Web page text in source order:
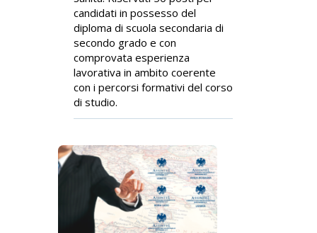
candidati in possesso del
diploma di scuola secondaria di
secondo grado e con
comprovata esperienza
lavorativa in ambito coerente
con i percorsi formativi del corso
di studio.